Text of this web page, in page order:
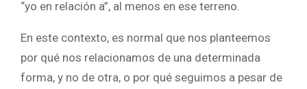
“yo en relación a”, al menos en ese terreno.
En este contexto, es normal que nos planteemos
por qué nos relacionamos de una determinada
forma, y no de otra, o por qué seguimos a pesar de